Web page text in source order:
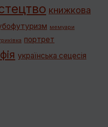
книжкова
мемуари
портрет
українська сецесія